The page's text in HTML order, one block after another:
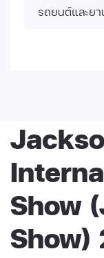
รถยนต์และย
Show
Show)